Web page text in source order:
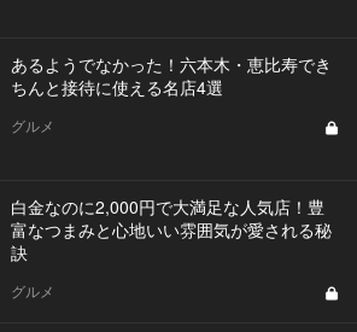
あるようでなかった！六本木・恵比寿でき
ちんと接待に使える名店4選
グルメ
白金なのに2,000円で大満足な人気店！豊
富なつまみと心地いい雰囲気が愛される秘
訣
グルメ